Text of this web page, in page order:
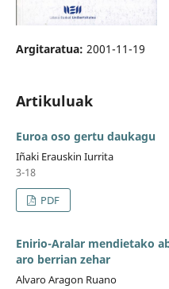
Argitaratua: 2001-11-19
Artikuluak
Euroa oso gertu daukagu
Iñaki Erauskin Iurrita
3-18
PDF
Enirio-Aralar mendietako
aro berrian zehar
Alvaro Aragon Ruano